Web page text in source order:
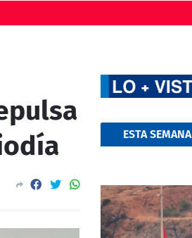
ESTA SEMANA